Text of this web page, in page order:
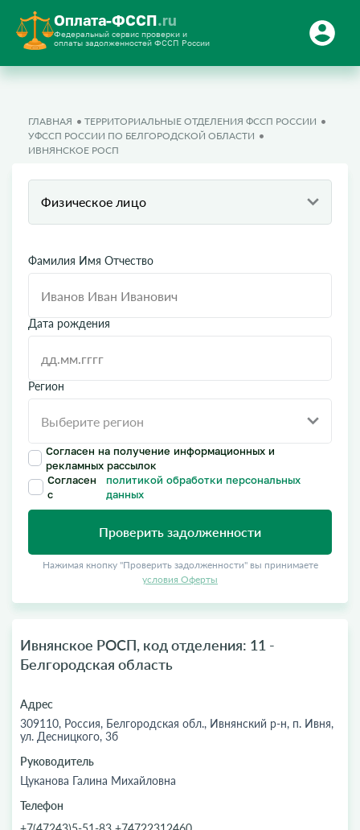
Оплата-ФССП.ru
Федеральный сервис проверки и
оплаты задолженностей ФССП России
ГЛАВНАЯ
ТЕРРИТОРИАЛЬНЫЕ ОТДЕЛЕНИЯ ФССП РОССИИ
УФССП РОССИИ ПО БЕЛГОРОДСКОЙ ОБЛАСТИ
ИВНЯНСКОЕ РОСП
Физическое лицо
Фамилия Имя Отчество
Дата рождения
Регион
Согласен на получение информационных и
рекламных рассылок
Согласен
с
политикой обработки персональных
данных
Проверить задолженности
Нажимая кнопку "Проверить задолженности" вы принимаете
условия Оферты
Ивнянское РОСП, код отделения: 11 -
Белгородская область
Адрес
309110, Россия, Белгородская обл., Ивнянский р-н, п. Ивня,
ул. Десницкого, 3б
Руководитель
Цуканова Галина Михайловна
Телефон